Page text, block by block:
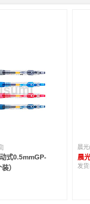
]
式0.5mmGP-
）
晨
晨
发